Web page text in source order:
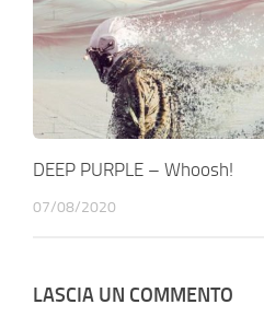
DEEP PURPLE – Whoosh!
07/08/2020
LASCIA UN COMMENTO